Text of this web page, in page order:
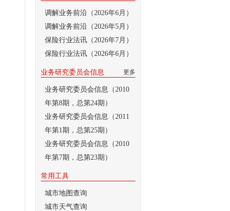
调解业务前沿（2026年6月）
调解业务前沿（2026年5月）
保险行业法讯（2026年7月）
保险行业法讯（2026年6月）
更多
业务研究委员会信息
业务研究委员会信息（2010
年第8期，总第24期）
业务研究委员会信息（2011
年第1期，总第25期）
业务研究委员会信息（2010
年第7期，总第23期）
常用工具
城市地图查询
城市天气查询